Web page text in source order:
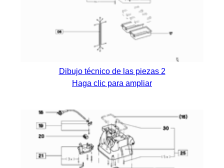
Dibujo técnico de las piezas 2
Haga clic para ampliar